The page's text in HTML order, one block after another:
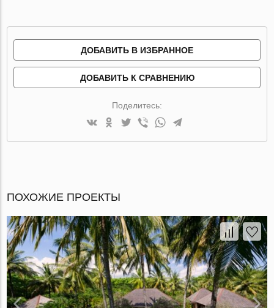
ДОБАВИТЬ В ИЗБРАННОЕ
ДОБАВИТЬ К СРАВНЕНИЮ
Поделитесь:
ПОХОЖИЕ ПРОЕКТЫ